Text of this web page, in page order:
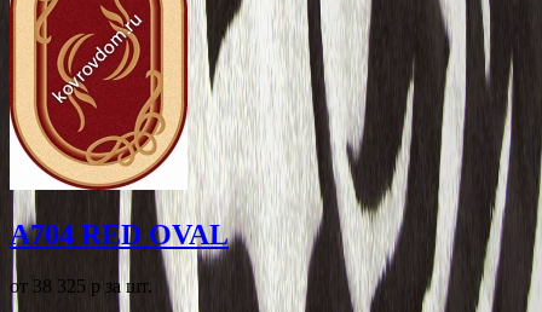
A704 RED OVAL
от 38 325 p за шт.